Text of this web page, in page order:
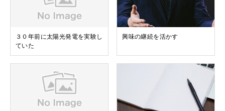
３０年前に太陽光発電を実験し
ていた
興味の継続を活かす